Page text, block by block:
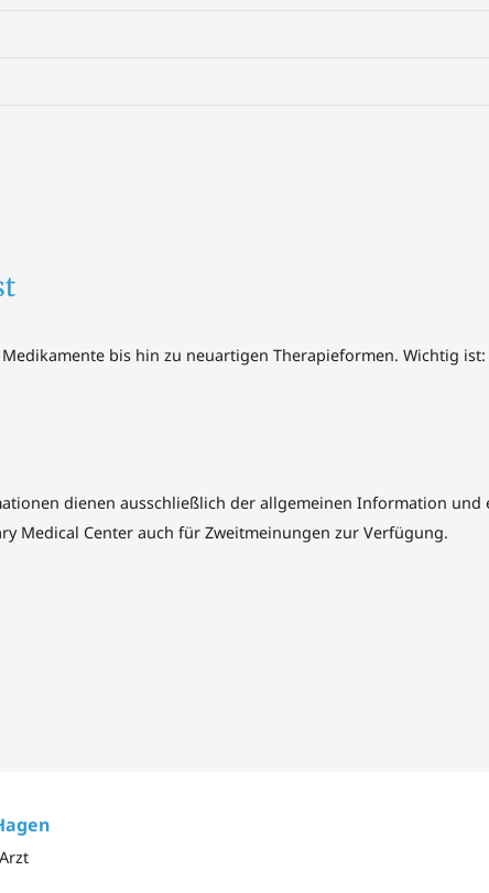
bis hin zu neuartigen Therapieformen. Wichtig ist:
dienen ausschließlich der allgemeinen Information
Medical Center auch für Zweitmeinungen zur Verfügung.